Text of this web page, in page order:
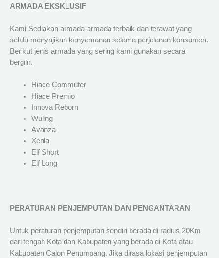
ARMADA EKSKLUSIF
Kami Sediakan armada-armada terbaik dan terawat yang
selalu menyajikan kenyamanan selama perjalanan konsumen.
Berikut jenis armada yang sering kami gunakan secara
bergilir.
Hiace Commuter
Hiace Premio
Innova Reborn
Wuling
Avanza
Xenia
Elf Short
Elf Long
PERATURAN PENJEMPUTAN DAN PENGANTARAN
Untuk peraturan penjemputan sendiri berada di radius 20Km
dari tengah Kota dan Kabupaten yang berada di Kota atau
Kabupaten Calon Penumpang. Jika dirasa lokasi penjemputan